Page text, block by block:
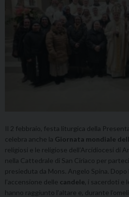
Il 2 febbraio, festa liturgica della
celebra anche la Giornata mondiale
religiosi e le religiose dell’Arcidiocesi di
nella Cattedrale di San Ciriaco per
presieduta da Mons. Angelo Spina. Dopo
l’accensione delle candele , i sacerdoti
hanno raggiunto l’altare e, durante